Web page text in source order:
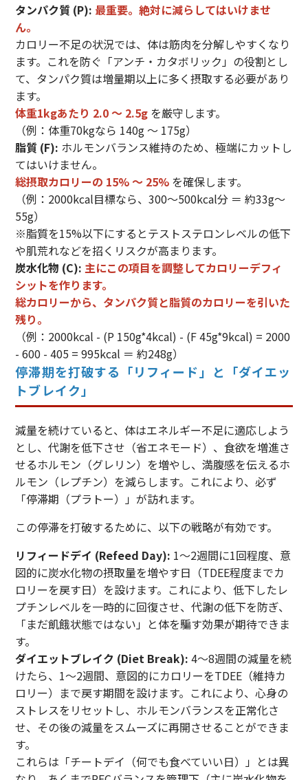
タンパク質 (P): 最重要。絶対に減らしてはいけませ
ん。
カロリー不足の状況では、体は筋肉を分解しやすくなり
ます。これを防ぐ「アンチ・カタボリック」の役割とし
て、タンパク質は増量期以上に多く摂取する必要があり
ます。
体重1kgあたり 2.0 〜 2.5g を厳守します。
（例：体重70kgなら 140g 〜 175g）
脂質 (F): ホルモンバランス維持のため、極端にカットし
てはいけません。
総摂取カロリーの 15% 〜 25% を確保します。
（例：2000kcal目標なら、300〜500kcal分 ＝ 約33g〜
55g）
※脂質を15%以下にするとテストステロンレベルの低下
や肌荒れなどを招くリスクが高まります。
炭水化物 (C): 主にこの項目を調整してカロリーデフィ
シットを作ります。
総カロリーから、タンパク質と脂質のカロリーを引いた
残り。
（例：2000kcal - (P 150g*4kcal) - (F 45g*9kcal) = 2000
- 600 - 405 = 995kcal ＝ 約248g）
停滞期を打破する「リフィード」と「ダイエッ
トブレイク」
減量を続けていると、体はエネルギー不足に適応しよう
とし、代謝を低下させ（省エネモード）、食欲を増進さ
せるホルモン（グレリン）を増やし、満腹感を伝えるホ
ルモン（レプチン）を減らします。これにより、必ず
「停滞期（プラトー）」が訪れます。
この停滞を打破するために、以下の戦略が有効です。
リフィードデイ (Refeed Day): 1〜2週間に1回程度、意
図的に炭水化物の摂取量を増やす日（TDEE程度までカ
ロリーを戻す日）を設けます。これにより、低下したレ
プチンレベルを一時的に回復させ、代謝の低下を防ぎ、
「まだ飢餓状態ではない」と体を騙す効果が期待できま
す。
ダイエットブレイク (Diet Break): 4〜8週間の減量を続
けたら、1〜2週間、意図的にカロリーをTDEE（維持カ
ロリー）まで戻す期間を設けます。これにより、心身の
ストレスをリセットし、ホルモンバランスを正常化さ
せ、その後の減量をスムーズに再開させることができま
す。
これらは「チートデイ（何でも食べていい日）」とは異